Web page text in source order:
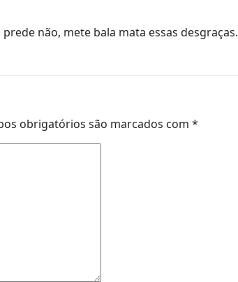
não, mete bala mata essas desgraças.
obrigatórios são marcados com *